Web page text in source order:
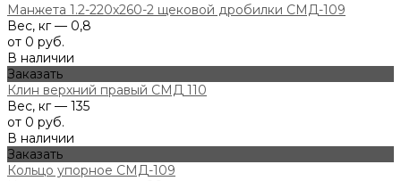
Манжета 1.2-220х260-2 щековой дробилки СМД-109
Вес, кг — 0,8
от 0 руб.
В наличии
Заказать
Клин верхний правый СМД 110
Вес, кг — 135
от 0 руб.
В наличии
Заказать
Кольцо упорное СМД-109